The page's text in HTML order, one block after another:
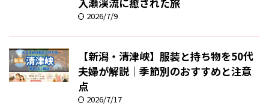
2026/7/9
【新潟・清津峡】服装と持ち物を50代
夫婦が解説｜季節別のおすすめと注意
点
2026/7/17